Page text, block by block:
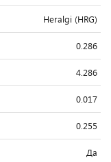
Heralgi (HRG)
0.286
4.286
0.017
0.255
Да